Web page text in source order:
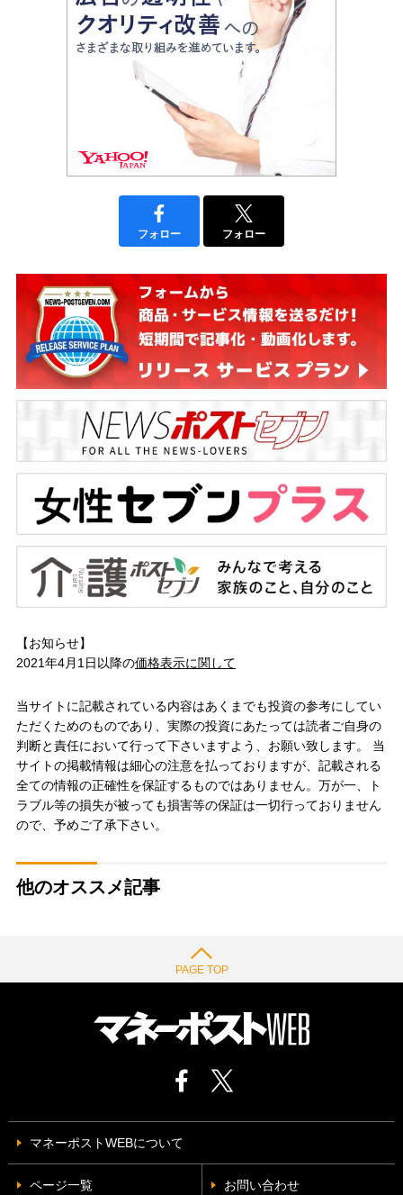
フォロー フォロー
【お知らせ】
2021年4月1日以降の価格表示に関して
当サイトに記載されている内容はあくまでも投資の参考にしてい
ただくためのものであり、実際の投資にあたっては読者ご自身の
判断と責任において行って下さいますよう、お願い致します。 当
サイトの掲載情報は細心の注意を払っておりますが、記載される
全ての情報の正確性を保証するものではありません。万が一、ト
ラブル等の損失が被っても損害等の保証は一切行っておりません
ので、予めご了承下さい。
他のオススメ記事
PAGE TOP
マネーポストWEBについて
ページ一覧 お問い合わせ